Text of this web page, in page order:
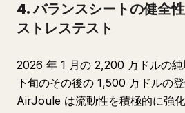
4. バランスシートの健全
ストレステスト
2026 年 1 月の 2,200 万ドルの
下旬のその後の 1,500 万ドルの登
AirJoule は流動性を積極的に強化